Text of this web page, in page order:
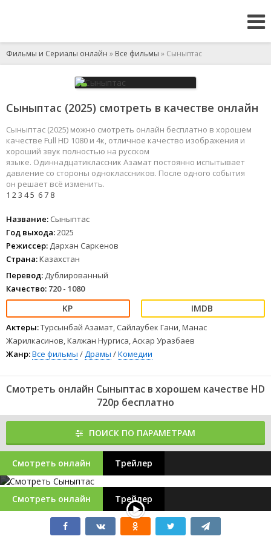
Фильмы и Сериалы онлайн » Все фильмы » Сыныптас
Сыныптас (2025) смотреть в качестве онлайн
Сыныптас (2025) можно смотреть онлайн бесплатно в хорошем
качестве Full HD 1080 и 4к, отличное качество изображения и
хороший звук полностью на русском
языке. Одиннадцатиклассник Азамат постоянно испытывает
давление со стороны одноклассников. После одного события
он решает всё изменить.
1 23 45 67 8
Название: Сыныптас
Год выхода:2025
Режиссер: Дархан Саркенов
Страна:Казахстан
Перевод: Дублированный
Качество: 720 - 1080
Актеры:Турсынбай Азамат, Сайлаубек Гани, Манас
Жарилкасинов, Калжан Нургиса, Аскар Уразбаев
Жанр:Все фильмы /Драмы /Комедии
Смотреть онлайн Сыныптас в хорошем качестве HD
720p бесплатно
ПОИСК ПО ПАРАМЕТРАМ
Смотреть онлайн Трейлер
Смотреть онлайн Трейлер